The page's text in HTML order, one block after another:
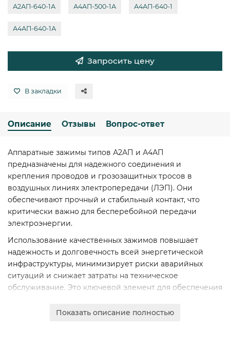
А2АП-640-1А А4АП-500-1А А4АП-640-1
А4АП-640-1А
Запросить цену
В закладки
Описание Отзывы Вопрос-ответ
Аппаратные зажимы типов А2АП и А4АП
предназначены для надежного соединения и
крепления проводов и грозозащитных тросов в
воздушных линиях электропередачи (ЛЭП). Они
обеспечивают прочный и стабильный контакт, что
критически важно для бесперебойной передачи
электроэнергии.
Использование качественных зажимов повышает
надежность и долговечность всей энергетической
инфраструктуры, минимизирует риски аварийных
ситуаций и снижает затраты на техническое
обслуживание. Это ключевой элемент для обеспечения
Изделия отличаются высокой механической
Показать описание полностью